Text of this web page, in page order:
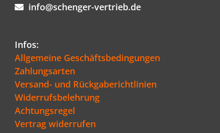
info@schenger-vertrieb.de
Infos:
Allgemeine Geschäftsbedingungen
Zahlungsarten
Versand- und Rückgaberichtlinien
Widerrufsbelehrung
Achtungsregel
Vertrag widerrufen